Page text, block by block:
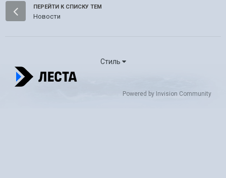
ПЕРЕЙТИ К СПИСКУ ТЕМ
Новости
Стиль
Powered by Invision Community